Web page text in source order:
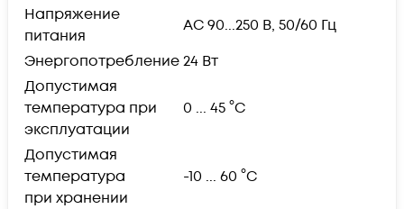
Напряжение
питания
AC 90...250 В, 50/60 Гц
Энергопотребление24 Вт
Допустимая
температура при
эксплуатации
0 ... 45 °C
Допустимая
температура
при хранении
-10 ... 60 °C